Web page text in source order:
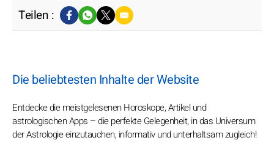
Teilen :
Die beliebtesten Inhalte der Website
Entdecke die meistgelesenen Horoskope, Artikel und
astrologischen Apps – die perfekte Gelegenheit, in das Universum
der Astrologie einzutauchen, informativ und unterhaltsam zugleich!